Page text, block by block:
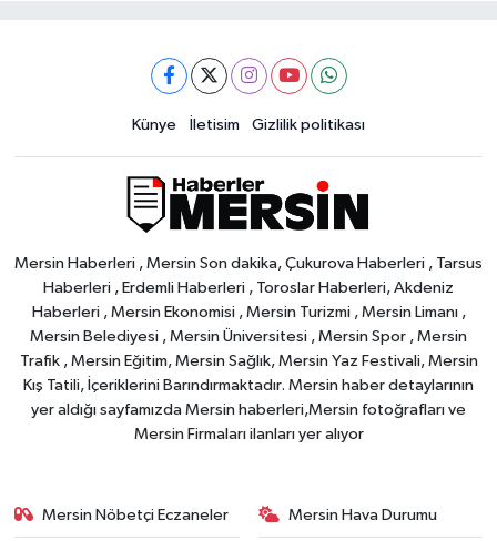
Künye İletisim Gizlilik politikası
Mersin Haberleri , Mersin Son dakika, Çukurova Haberleri , Tarsus
Haberleri , Erdemli Haberleri , Toroslar Haberleri, Akdeniz
Haberleri , Mersin Ekonomisi , Mersin Turizmi , Mersin Limanı ,
Mersin Belediyesi , Mersin Üniversitesi , Mersin Spor , Mersin
Trafik , Mersin Eğitim, Mersin Sağlık, Mersin Yaz Festivali, Mersin
Kış Tatili, İçeriklerini Barındırmaktadır. Mersin haber detaylarının
yer aldığı sayfamızda Mersin haberleri,Mersin fotoğrafları ve
Mersin Firmaları ilanları yer alıyor
Mersin Nöbetçi Eczaneler Mersin Hava Durumu